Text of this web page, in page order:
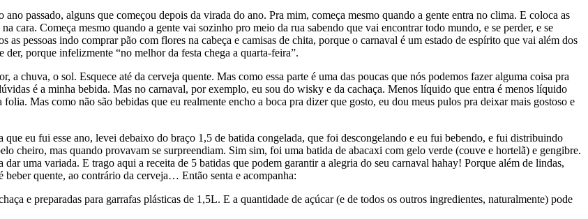
passado, alguns que começou depois da virada do ano. Pra mim, começa mesmo quando a gente entra no clima. E coloca as
cara. Começa mesmo quando a gente vai sozinho pro meio da rua sabendo que vai encontrar todo mundo, e se perder, e se
pessoas indo comprar pão com flores na cabeça e camisas de chita, porque o carnaval é um estado de espírito que vai além dos
porque infelizmente “no melhor da festa chega a quarta-feira”.
a chuva, o sol. Esquece até da cerveja quente. Mas como essa parte é uma das poucas que nós podemos fazer alguma coisa pra
é a minha bebida. Mas no carnaval, por exemplo, eu sou do wisky e da cachaça. Menos líquido que entra é menos líquido
Mas como não são bebidas que eu realmente encho a boca pra dizer que gosto, eu dou meus pulos pra deixar mais gostoso e
que eu fui esse ano, levei debaixo do braço 1,5 de batida congelada, que foi descongelando e eu fui bebendo, e fui distribuindo
cheiro, mas quando provavam se surpreendiam. Sim sim, foi uma batida de abacaxi com gelo verde (couve e hortelã) e gengibre.
uma variada. E trago aqui a receita de 5 batidas que podem garantir a alegria do seu carnaval hahay! Porque além de lindas,
beber quente, ao contrário da cerveja… Então senta e acompanha:
e preparadas para garrafas plásticas de 1,5L. E a quantidade de açúcar (e de todos os outros ingredientes, naturalmente) pode